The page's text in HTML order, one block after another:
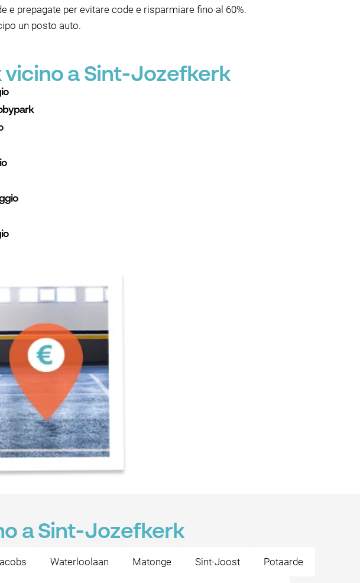
prepagate per evitare code e risparmiare fino al 60%.
un posto auto.
a Sint-Jozefkerk
a Sint-Jozefkerk
Waterloolaan Matonge Sint-Joost Potaarde